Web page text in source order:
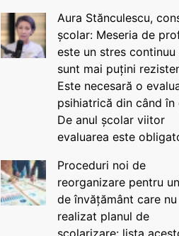
Aura Stănculescu,
școlar: Meseria de
este un stres continuu
sunt mai puțini
Este necesară o
psihiatrică din când în
De anul școlar viitor
evaluarea este
Proceduri noi de
reorganizare pentru
de învățământ care nu
realizat planul de
școlarizare: lista